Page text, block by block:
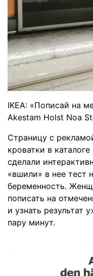
IKEA: «Пописай на
Akestam Holst Noa
Страницу с
кроватки в
сделали
«вшили» в нее тест
беременность.
пописать на
и узнать результат
пару минут.